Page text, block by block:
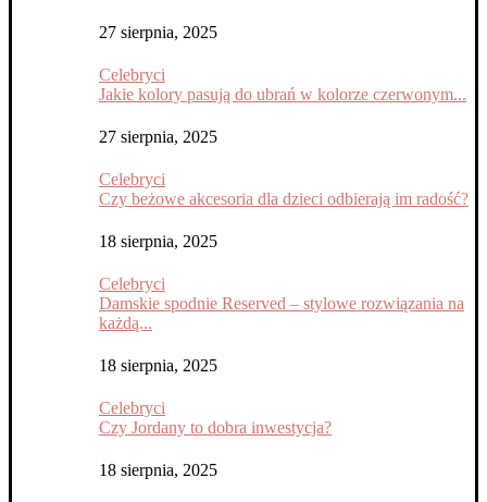
27 sierpnia, 2025
Celebryci
Jakie kolory pasują do ubrań w kolorze czerwonym...
27 sierpnia, 2025
Celebryci
Czy beżowe akcesoria dla dzieci odbierają im radość?
18 sierpnia, 2025
Celebryci
Damskie spodnie Reserved – stylowe rozwiązania na
każdą...
18 sierpnia, 2025
Celebryci
Czy Jordany to dobra inwestycja?
18 sierpnia, 2025